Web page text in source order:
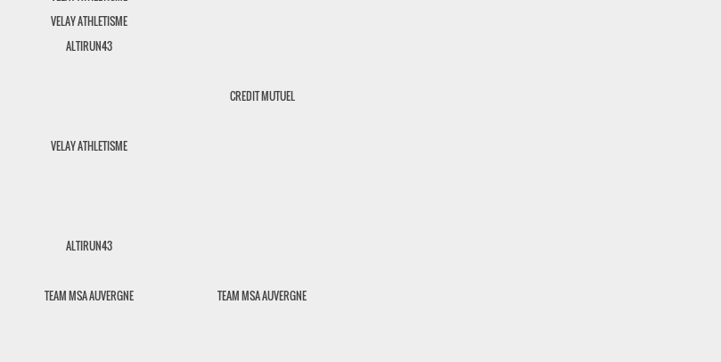
VELAY ATHLETISME
ALTIRUN43
CREDIT MUTUEL
VELAY ATHLETISME
ALTIRUN43
TEAM MSA AUVERGNE
TEAM MSA AUVERGNE